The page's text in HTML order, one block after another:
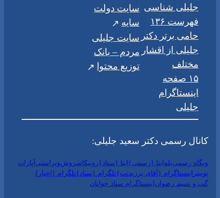
جلیلی شناسی
فهرست ۱۳۶
حامی برتر دکتر
جلیلی از اقشار
مختلف
۱۵ صفحه
اینستاگرام
جلیلی
سایت دولت
سایه
سایت جلیلی
مردم – بانک
توزیع محتوا
کانال رسمی دکتر سعید جلیلی:
وبگاه رسمیبلهایتا {رسمی}ایتا {ستاد}روبیکاسروشویراستیآپارات
توییتر اینستاگرام {آقای پرزیدنت}تلگرام {ستاد}تلگرام {اخبار}
گپ و نسیم رضواناینستاگرام ستاد جوانان